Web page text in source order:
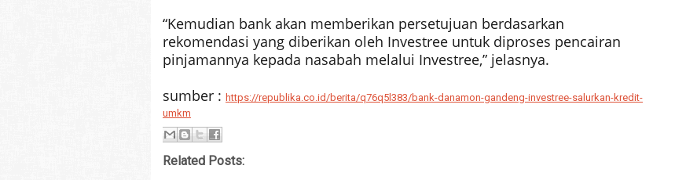
“Kemudian bank akan memberikan persetujuan berdasarkan
rekomendasi yang diberikan oleh Investree untuk diproses pencairan
pinjamannya kepada nasabah melalui Investree,” jelasnya.
sumber : https://republika.co.id/berita/q76q5l383/bank-danamon-gandeng-investree-salurkan-kredit-
umkm
Related Posts: